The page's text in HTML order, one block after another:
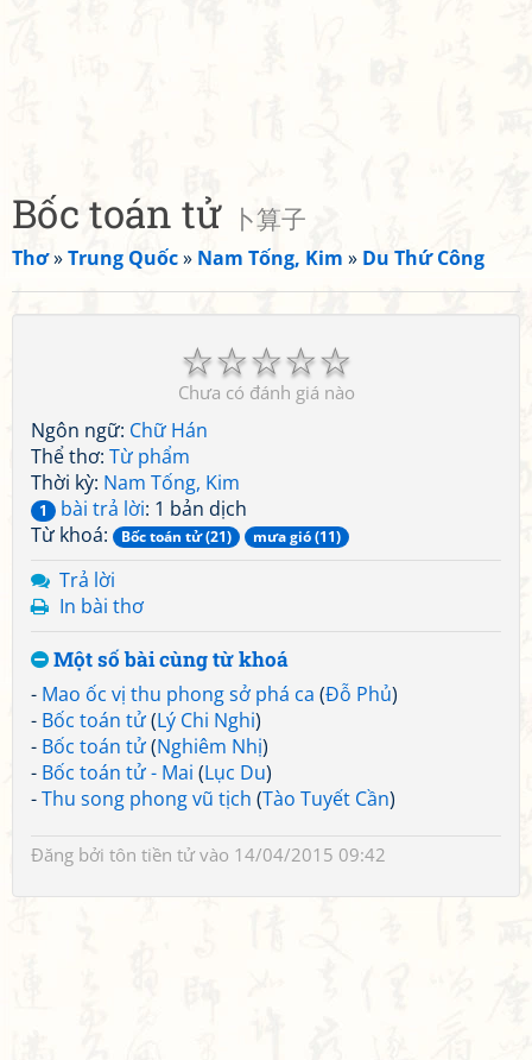
Bốc toán tử 卜算子
Thơ»Trung Quốc» Nam Tống, Kim » Du Thứ Công
☆
☆
☆
☆
☆
Chưa có đánh giá nào
Ngôn ngữ: Chữ Hán
Thể thơ: Từ phẩm
Thời kỳ: Nam Tống, Kim
1 bài trả lời: 1 bản dịch
Từ khoá:
Bốc toán tử (21) mưa gió (11)
Trả lời
In bài thơ
Một số bài cùng từ khoá
- Mao ốc vị thu phong sở phá ca (Đỗ Phủ)
- Bốc toán tử(Lý Chi Nghi)
- Bốc toán tử(Nghiêm Nhị)
- Bốc toán tử - Mai (Lục Du)
-Thu song phong vũ tịch (Tào Tuyết Cần)
Đăng bởi tôn tiền tửvào 14/04/2015 09:42